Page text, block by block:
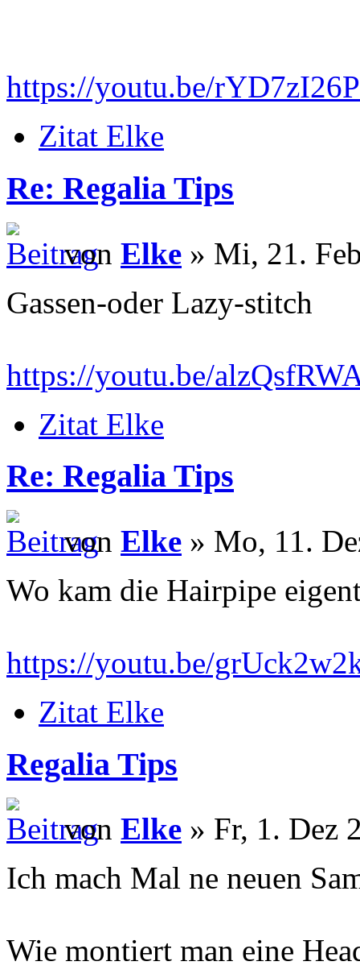
https://youtu.be/
Zitat Elke
Re: Regalia Tips
von Elke » Mi, 21.
Gassen-oder Lazy-stitch
https://youtu.be/
Zitat Elke
Re: Regalia Tips
von Elke » Mo, 11.
Wo kam die Hairpipe
https://youtu.be/
Zitat Elke
Regalia Tips
von Elke » Fr, 1. Dez
Ich mach Mal ne neuen
Wie montiert man eine